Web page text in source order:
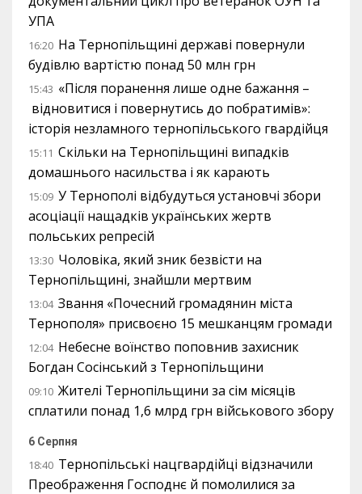
УПА
16:20 На Тернопільщині державі повернули
будівлю вартістю понад 50 млн грн
15:43 «Після поранення лише одне бажання –
відновитися і повернутись до побратимів»:
історія незламного тернопільського гвардійця
15:11 Скільки на Тернопільщині випадків
домашнього насильства і як карають
15:09 У Тернополі відбудуться установчі збори
асоціації нащадків українських жертв
польських репресій
13:30 Чоловіка, який зник безвісти на
Тернопільщині, знайшли мертвим
13:04 Звання «Почесний громадянин міста
Тернополя» присвоєно 15 мешканцям громади
12:04 Небесне воїнство поповнив захисник
Богдан Сосінський з Тернопільщини
09:10 Жителі Тернопільщини за сім місяців
сплатили понад 1,6 млрд грн військового збору
6 Серпня
18:40 Тернопільські нацгвардійці відзначили
Преображення Господнє й помолилися за